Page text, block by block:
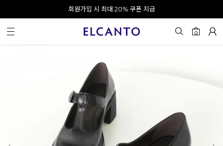
오전 10시 이전 결제 완료 시 오늘 출발!
회원가입 시 최대 20% 쿠폰 지급
카카오 채널 추가 시 10% 쿠폰 증정
0